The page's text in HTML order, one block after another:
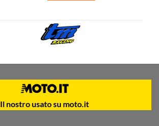
Il nostro usato su moto.it